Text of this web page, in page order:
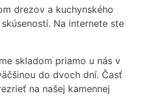
drezov a kuchynského
Na internete ste
skladom priamo u nás v
do dvoch dní. Časť
na našej kamennej